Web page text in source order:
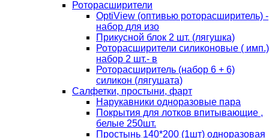
Роторасширители
OptiView (оптивью роторасширитель) -
набор для изо
Прикусной блок 2 шт. (лягушка)
Роторасширители силиконовые ( имп.)
набор 2 шт.- в
Роторасширитель (набор 6 + 6)
силикон (лягушата)
Салфетки, простыни, фарт
Нарукавники одноразовые пара
Покрытия для лотков впитывающие ,
белые 250шт.
Простынь 140*200 (1шт) одноразовая